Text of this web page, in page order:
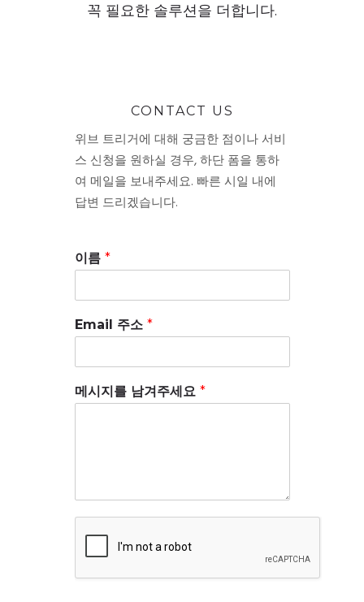
꼭 필요한 솔루션을 더합니다.
CONTACT US
위브 트리거에 대해 궁금한 점이나 서비
스 신청을 원하실 경우, 하단 폼을 통하
여 메일을 보내주세요. 빠른 시일 내에
답변 드리겠습니다.
이름 *
Email 주소 *
메시지를 남겨주세요 *